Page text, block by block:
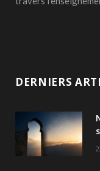
DERNIERS